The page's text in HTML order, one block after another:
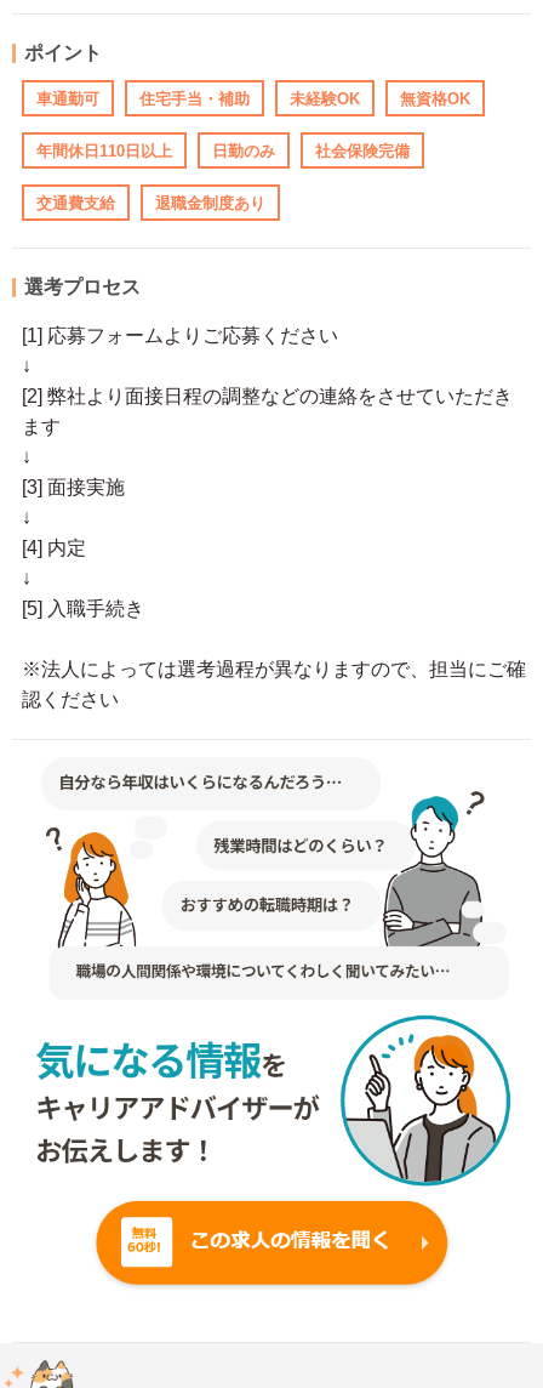
ポイント
車通勤可 住宅手当・補助 未経験OK 無資格OK
年間休日110日以上 日勤のみ 社会保険完備
交通費支給 退職金制度あり
選考プロセス
[1] 応募フォームよりご応募ください
↓
[2] 弊社より面接日程の調整などの連絡をさせていただき
ます
↓
[3] 面接実施
↓
[4] 内定
↓
[5] 入職手続き
※法人によっては選考過程が異なりますので、担当にご確
認ください